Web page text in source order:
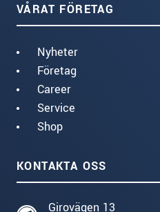
VÅRAT FÖRETAG
Nyheter
Företag
Career
Service
Shop
KONTAKTA OSS
Girovägen 13